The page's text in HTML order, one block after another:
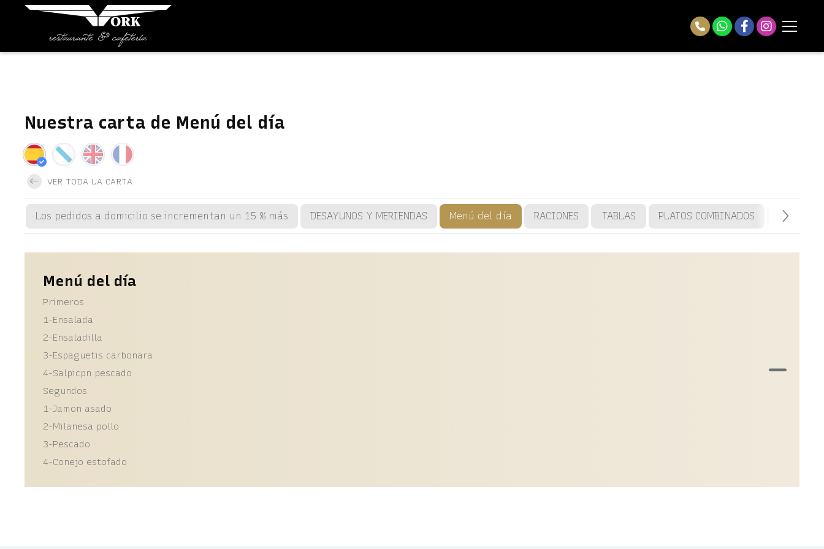
Nuestra carta de Menú del día
VER TODA LA CARTA
Los pedidos a domicilio se incrementan un 15 % más DESAYUNOS Y MERIENDAS Menú del día RACIONES TABLAS PLATOS COMBINADOS TOSTAS
Menú del día
Primeros
1-Ensalada
2-Ensaladilla
3-Espaguetis carbonara
4-Salpicpn pescado
Segundos
1-Jamon asado
2-Milanesa pollo
3-Pescado
4-Conejo estofado